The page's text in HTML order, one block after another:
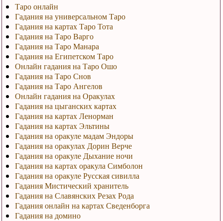
Таро онлайн
Гадания на универсальном Таро
Гадания на картах Таро Тота
Гадания на Таро Варго
Гадания на Таро Манара
Гадания на Египетском Таро
Онлайн гадания на Таро Ошо
Гадания на Таро Снов
Гадания на Таро Ангелов
Онлайн гадания на Оракулах
Гадания на цыганских картах
Гадания на картах Ленорман
Гадания на картах Эльтины
Гадания на оракуле мадам Эндоры
Гадания на оракулах Дорин Верче
Гадания на оракуле Дыхание ночи
Гадания на картах оракула Симболон
Гадания на оракуле Русская сивилла
Гадания Мистический хранитель
Гадания на Славянских Резах Рода
Гадания онлайн на картах Сведенборга
Гадания на домино